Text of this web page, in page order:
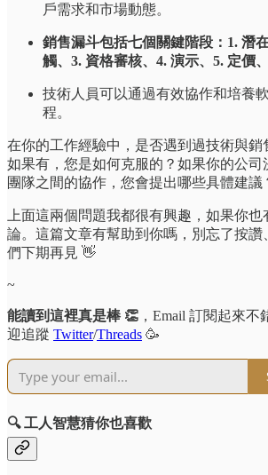
戶需求和市場動態。
銷售漏斗包括七個關鍵階段：1. 潛
觸、3. 資格審核、4. 演示、5. 定價
技術人員可以通過有效協作和培養
程。
在你的工作經驗中，是否遇到過技術與銷
如果有，您是如何克服的？如果你的公司
團隊之間的協作，您會提出哪些具體建議
上面這兩個問題我都很有興趣，如果你
論。這篇文章有幫助到你嗎，別忘了按讚
們下期再見 👋
~
能讀到這裡真是棒 👏 ，Email 訂閱起來
迎追蹤 Twitter/Threads 🥳
🔍 工人智慧猜你也喜歡